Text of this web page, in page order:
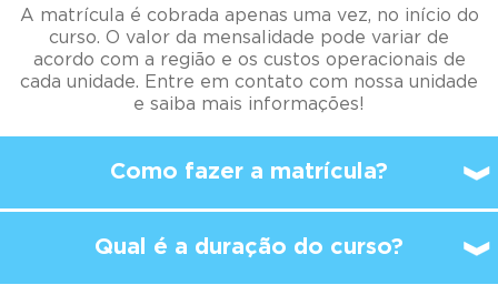
Como fazer a matrícula?
Qual é a duração do curso?
possívelcomeçar a
estudar no Kumon?